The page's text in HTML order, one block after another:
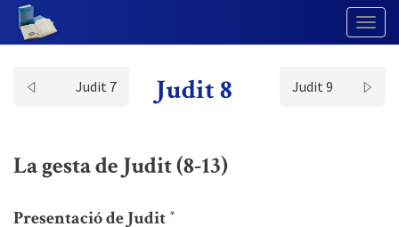
Judit 7 Judit 8 Judit 9
La gesta de Judit (8-13)
Presentació de Judit *